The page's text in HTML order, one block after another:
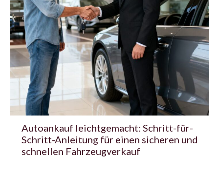
Autoankauf leichtgemacht: Schritt-für-
Schritt-Anleitung für einen sicheren und
schnellen Fahrzeugverkauf